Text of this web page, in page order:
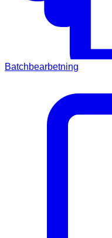
Batchbearbetning